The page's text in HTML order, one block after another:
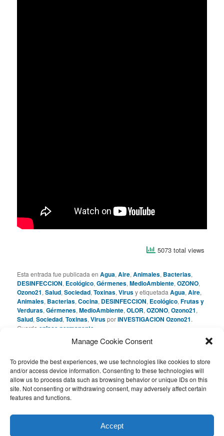
Manage Cookie Consent
To provide the best experiences, we use technologies like cookies to store
and/or access device information. Consenting to these technologies will
allow us to process data such as browsing behavior or unique IDs on this
site. Not consenting or withdrawing consent, may adversely affect certain
features and functions.
Accept
5073 total views
Esta entrada fue publicada enAgua,Aire,Animales, Bacterias,
DESINFECCION, Ecológico,Gérmenes,MedioAmbiente,OZONO,
Ozono21,Salud,Sociedad,Toxinas,Virusy etiquetadaAgua,Aire,
Animales, Bacterias,Cocina, DESINFECCION, Ecológico,Frutas y
Verduras,Gérmenes,MedioAmbiente,OLOR,OZONO,Ozono21,
Salud,Sociedad,Toxinas,VirusporINVESTIGACION Ozono21.
Guarda enlace permanente
Deja una respuesta
Lo siento, debes estar conectadopara publicar un
comentario.
Este sitio usa Akismet para reducir el spam.